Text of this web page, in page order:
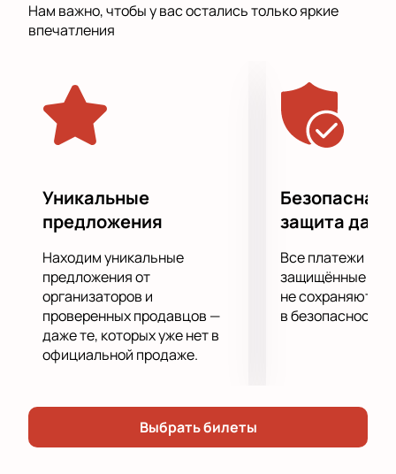
Увлекательная история захватывает внимание с
первых минут и не отпускает до самого конца.
сцене мгновенно погрузят вас в атмосферу сказки!
Нам важно, чтобы у вас остались только яркие
впечатления
Уникальные
предложения
Находим уникальные
предложения от
организаторов и
проверенных продавцов —
даже те, которых уже нет в
официальной продаже.
Безопасная
защита
Все платежи
защищённые
не сохраняются
в безопасности.
Выбрать билеты